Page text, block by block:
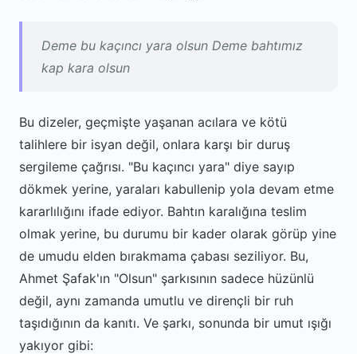
Deme bu kaçıncı yara olsun Deme bahtımız
kap kara olsun
Bu dizeler, geçmişte yaşanan acılara ve kötü
talihlere bir isyan değil, onlara karşı bir duruş
sergileme çağrısı. "Bu kaçıncı yara" diye sayıp
dökmek yerine, yaraları kabullenip yola devam etme
kararlılığını ifade ediyor. Bahtın karalığına teslim
olmak yerine, bu durumu bir kader olarak görüp yine
de umudu elden bırakmama çabası seziliyor. Bu,
Ahmet Şafak'ın "Olsun" şarkısının sadece hüzünlü
değil, aynı zamanda umutlu ve dirençli bir ruh
taşıdığının da kanıtı. Ve şarkı, sonunda bir umut ışığı
yakıyor gibi: